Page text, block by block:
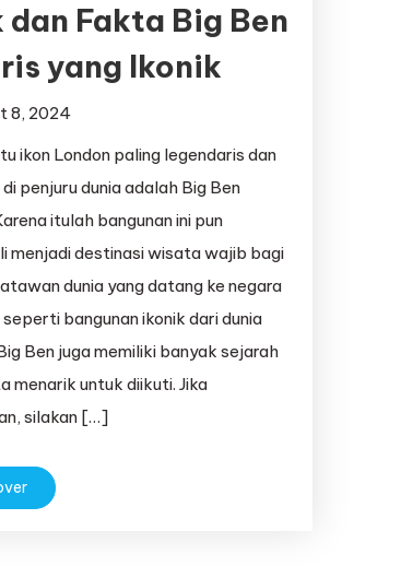
dan Fakta Big Ben
yang Ikonik
8, 2024
ikon London paling legendaris dan
penjuru dunia adalah Big Ben
itulah bangunan ini pun
menjadi destinasi wisata wajib bagi
dunia yang datang ke negara
seperti bangunan ikonik dari dunia
Ben juga memiliki banyak sejarah
menarik untuk diikuti. Jika
silakan […]